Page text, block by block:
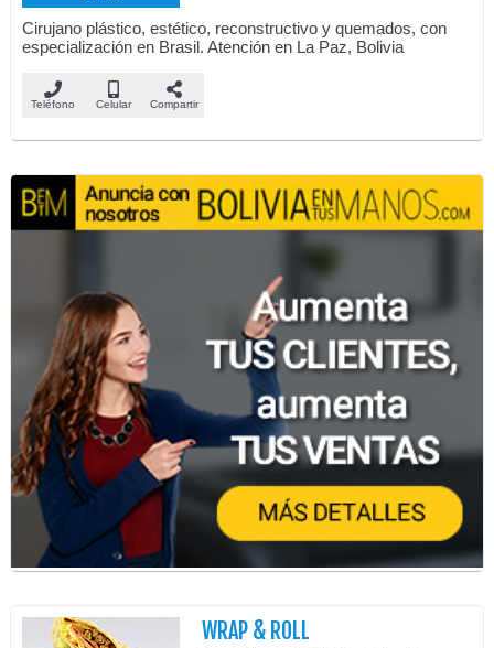
Cirujano plástico, estético, reconstructivo y quemados, con
especialización en Brasil. Atención en La Paz, Bolivia
Teléfono Celular Compartir
WRAP & ROLL